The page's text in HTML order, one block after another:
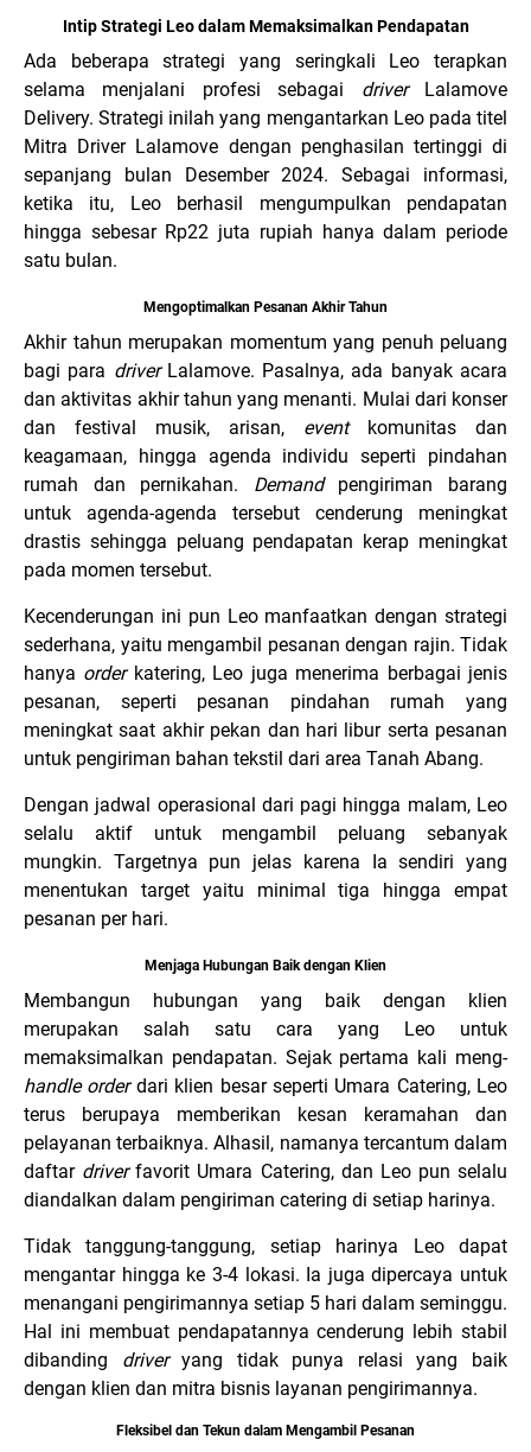
Intip Strategi Leo dalam Memaksimalkan Pendapatan
Ada beberapa strategi yang seringkali Leo terapkan
selama menjalani profesi sebagai driver Lalamove
Delivery. Strategi inilah yang mengantarkan Leo pada titel
Mitra Driver Lalamove dengan penghasilan tertinggi di
sepanjang bulan Desember 2024. Sebagai informasi,
ketika itu, Leo berhasil mengumpulkan pendapatan
hingga sebesar Rp22 juta rupiah hanya dalam periode
satu bulan.
Mengoptimalkan Pesanan Akhir Tahun
Akhir tahun merupakan momentum yang penuh peluang
bagi para driver Lalamove. Pasalnya, ada banyak acara
dan aktivitas akhir tahun yang menanti. Mulai dari konser
dan festival musik, arisan, event komunitas dan
keagamaan, hingga agenda individu seperti pindahan
rumah dan pernikahan. Demand pengiriman barang
untuk agenda-agenda tersebut cenderung meningkat
drastis sehingga peluang pendapatan kerap meningkat
pada momen tersebut.
Kecenderungan ini pun Leo manfaatkan dengan strategi
sederhana, yaitu mengambil pesanan dengan rajin. Tidak
hanya order katering, Leo juga menerima berbagai jenis
pesanan, seperti pesanan pindahan rumah yang
meningkat saat akhir pekan dan hari libur serta pesanan
untuk pengiriman bahan tekstil dari area Tanah Abang.
Dengan jadwal operasional dari pagi hingga malam, Leo
selalu aktif untuk mengambil peluang sebanyak
mungkin. Targetnya pun jelas karena Ia sendiri yang
menentukan target yaitu minimal tiga hingga empat
pesanan per hari.
Menjaga Hubungan Baik dengan Klien
Membangun hubungan yang baik dengan klien
merupakan salah satu cara yang Leo untuk
memaksimalkan pendapatan. Sejak pertama kali meng-
handle orderdari klien besar seperti Umara Catering, Leo
terus berupaya memberikan kesan keramahan dan
pelayanan terbaiknya. Alhasil, namanya tercantum dalam
daftar driverfavorit Umara Catering, dan Leo pun selalu
diandalkan dalam pengiriman catering di setiap harinya.
Tidak tanggung-tanggung, setiap harinya Leo dapat
mengantar hingga ke 3-4 lokasi. Ia juga dipercaya untuk
menangani pengirimannya setiap 5 hari dalam seminggu.
Hal ini membuat pendapatannya cenderung lebih stabil
dibanding driveryang tidak punya relasi yang baik
dengan klien dan mitra bisnis layanan pengirimannya.
Fleksibel dan Tekun dalam Mengambil Pesanan